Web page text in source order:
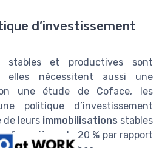
d’investissement
stables et productives sont
elles nécessitent aussi une
une étude de Coface, les
politique d’investissement
de leurs immobilisations stables
financières de 20 % par rapport